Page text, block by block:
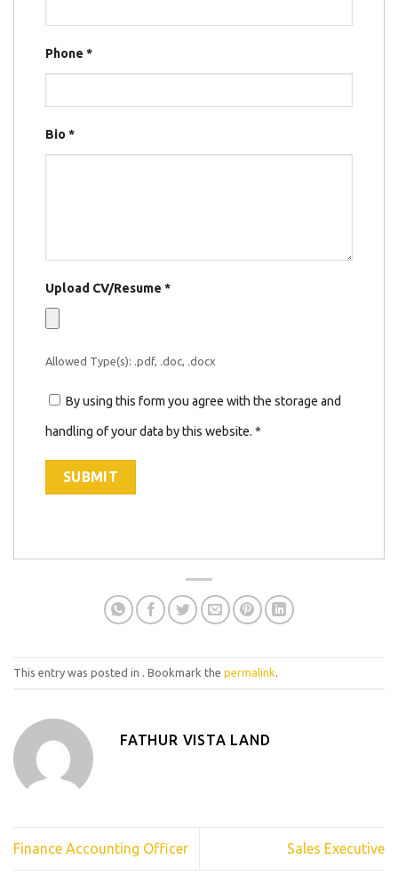
Phone *
Bio*
Upload CV/Resume *
Allowed Type(s): .pdf, .doc, .docx
By using this form you agree with the storage and
handling of your data by this website. *
This entry was posted in . Bookmark the permalink.
FATHUR VISTA LAND
Finance Accounting Officer Sales Executive